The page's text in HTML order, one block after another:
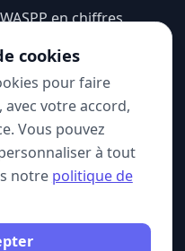
WASPP en chiffres
Mentions légales
Politique de
confidentialité
CGU
cookies
pour faire
votre accord,
Vous pouvez
à tout
notre politique de